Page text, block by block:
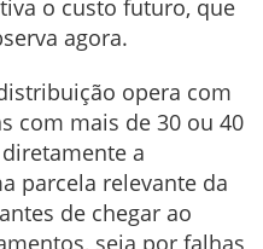
o custo futuro, que
agora.
opera com
com mais de 30 ou 40
a
parcela relevante da
de chegar ao
seja por falhas